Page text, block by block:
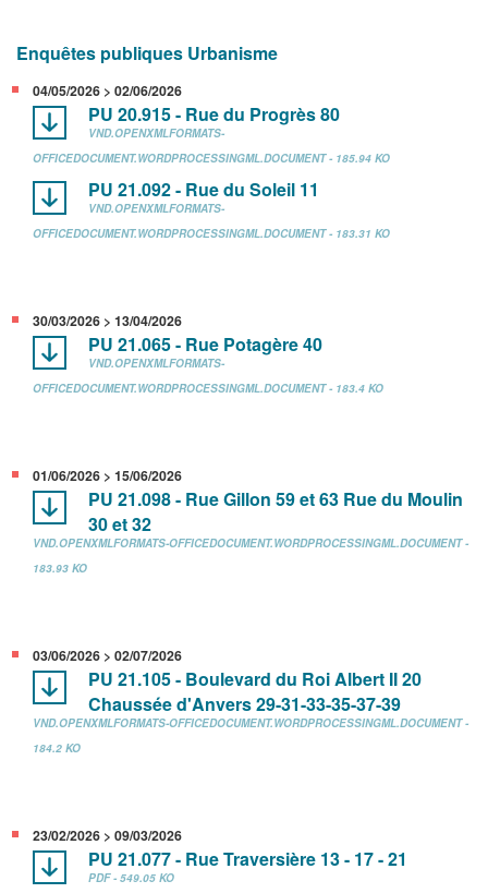
Enquêtes publiques Urbanisme
04/05/2026 > 02/06/2026
PU 20.915 - Rue du Progrès 80
VND.OPENXMLFORMATS-
OFFICEDOCUMENT.WORDPROCESSINGML.DOCUMENT - 185.94 KO
PU 21.092 - Rue du Soleil 11
VND.OPENXMLFORMATS-
OFFICEDOCUMENT.WORDPROCESSINGML.DOCUMENT - 183.31 KO
30/03/2026 > 13/04/2026
PU 21.065 - Rue Potagère 40
VND.OPENXMLFORMATS-
OFFICEDOCUMENT.WORDPROCESSINGML.DOCUMENT - 183.4 KO
01/06/2026 > 15/06/2026
PU 21.098 - Rue Gillon 59 et 63 Rue du Moulin
30 et 32
VND.OPENXMLFORMATS-OFFICEDOCUMENT.WORDPROCESSINGML.DOCUMENT -
183.93 KO
03/06/2026 > 02/07/2026
PU 21.105 - Boulevard du Roi Albert II 20
Chaussée d'Anvers 29-31-33-35-37-39
VND.OPENXMLFORMATS-OFFICEDOCUMENT.WORDPROCESSINGML.DOCUMENT -
184.2 KO
23/02/2026 > 09/03/2026
PU 21.077 - Rue Traversière 13 - 17 - 21
PDF - 549.05 KO